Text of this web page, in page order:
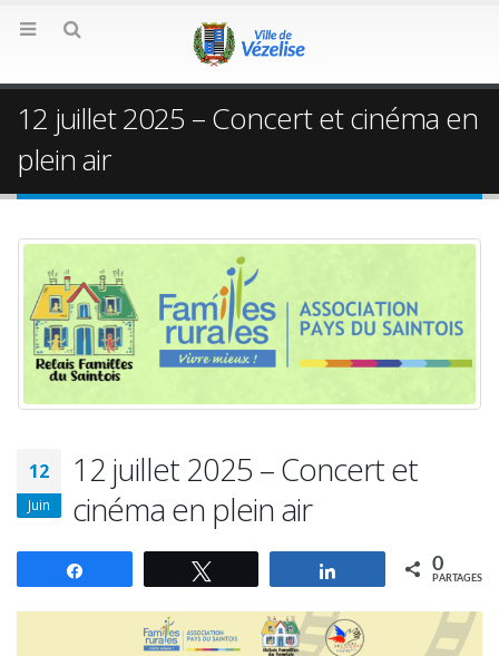
12 juillet 2025 – Concert et cinéma en
plein air
12
Juin
12 juillet 2025 – Concert et
cinéma en plein air
Partagez 0
PARTAGES